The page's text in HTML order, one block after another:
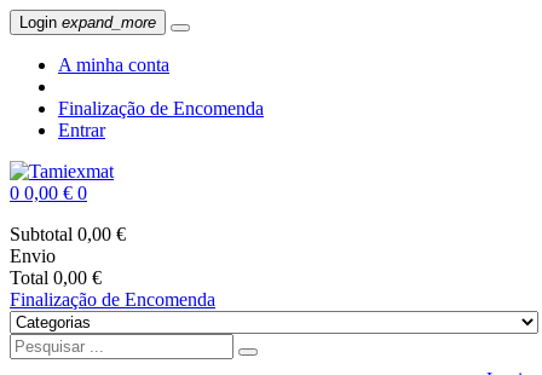
Login expand_more
A minha conta
Finalização de Encomenda
Entrar
0 0,00 € 0
Subtotal 0,00 €
Envio
Total 0,00 €
Finalização de Encomenda